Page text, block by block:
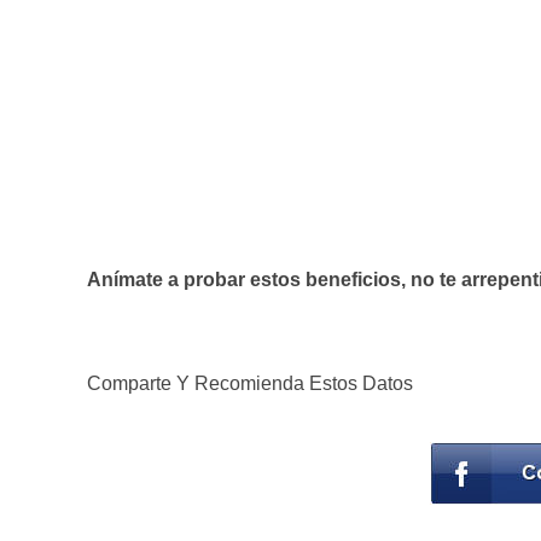
Anímate a probar estos beneficios, no te
Comparte Y Recomienda Estos Datos